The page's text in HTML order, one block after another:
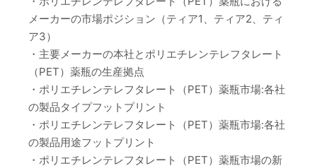
メーカーの市場ポジション（ティア1、ティア2、ティ
ア3）
・主要メーカーの本社とポリエチレンテレフタレート
（PET）薬瓶の生産拠点
・ポリエチレンテレフタレート（PET）薬瓶市場:各社
の製品タイプフットプリント
・ポリエチレンテレフタレート（PET）薬瓶市場:各社
の製品用途フットプリント
・ポリエチレンテレフタレート（PET）薬瓶市場の新